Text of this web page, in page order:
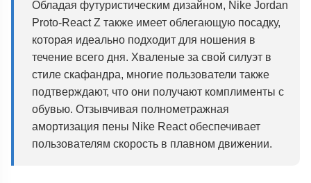
Обладая футуристическим дизайном, Nike Jordan
Proto-React Z также имеет облегающую посадку,
которая идеально подходит для ношения в
течение всего дня. Хваленые за свой силуэт в
стиле скафандра, многие пользователи также
подтверждают, что они получают комплименты с
обувью. Отзывчивая полнометражная
амортизация пены Nike React обеспечивает
пользователям скорость в плавном движении.